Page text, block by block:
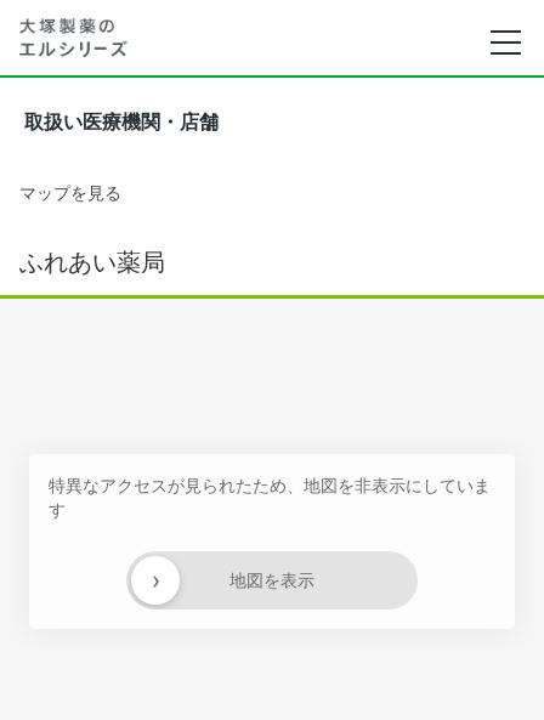
取扱い医療機関・店舗
マップを見る
ふれあい薬局
特異なアクセスが見られたため、地図を非表示にしていま
す
地図を表示
›